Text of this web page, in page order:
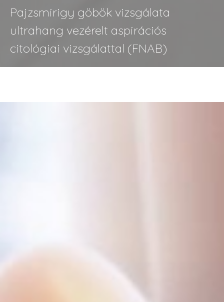
Pajzsmirigy göbök vizsgálata
ultrahang vezérelt aspirációs
citológiai vizsgálattal (FNAB)